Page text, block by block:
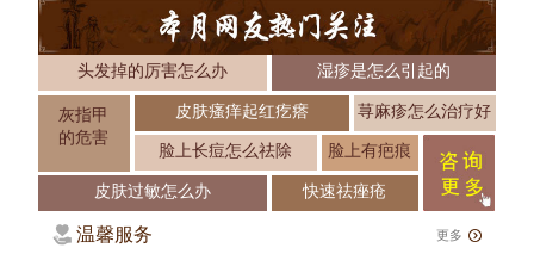
头发掉的厉害怎么办 湿疹是怎么引起的
灰指甲
的危害
皮肤瘙痒起红疙瘩 荨麻疹怎么治疗好
脸上长痘怎么祛除 脸上有疤痕
皮肤过敏怎么办 快速祛痤疮
温馨服务 更多